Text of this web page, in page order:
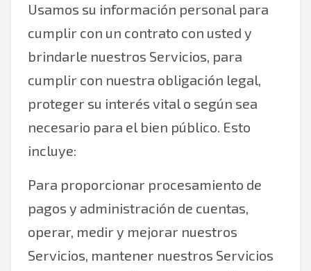
Usamos su información personal para
cumplir con un contrato con usted y
brindarle nuestros Servicios, para
cumplir con nuestra obligación legal,
proteger su interés vital o según sea
necesario para el bien público. Esto
incluye:
Para proporcionar procesamiento de
pagos y administración de cuentas,
operar, medir y mejorar nuestros
Servicios, mantener nuestros Servicios